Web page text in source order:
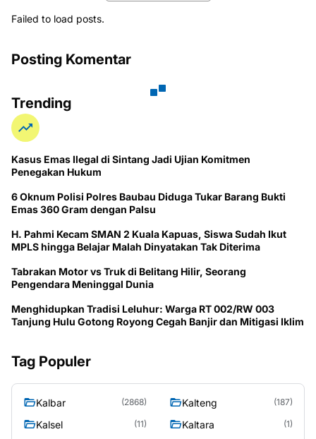
Failed to load posts.
Posting Komentar
Trending
Kasus Emas Ilegal di Sintang Jadi Ujian Komitmen
Penegakan Hukum
6 Oknum Polisi Polres Baubau Diduga Tukar Barang Bukti
Emas 360 Gram dengan Palsu
H. Pahmi Kecam SMAN 2 Kuala Kapuas, Siswa Sudah Ikut
MPLS hingga Belajar Malah Dinyatakan Tak Diterima
Tabrakan Motor vs Truk di Belitang Hilir, Seorang
Pengendara Meninggal Dunia
Menghidupkan Tradisi Leluhur: Warga RT 002/RW 003
Tanjung Hulu Gotong Royong Cegah Banjir dan Mitigasi Iklim
Tag Populer
Kalbar (2868) Kalteng (187)
Kalsel (11) Kaltara (1)